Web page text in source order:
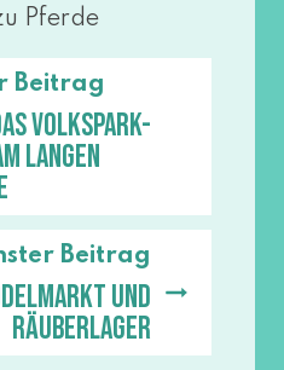
Pferde
Beitrag
Volkspark-
langen
Beitrag
und
Räuberlager